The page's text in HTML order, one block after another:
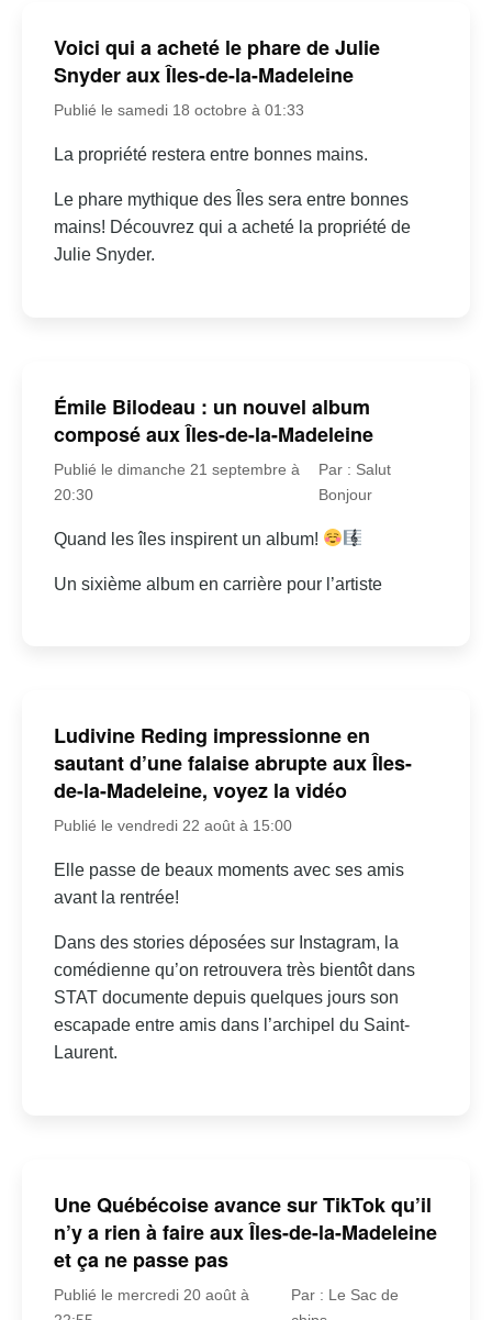
Voici qui a acheté le phare de Julie
Snyder aux Îles-de-la-Madeleine
Publié le samedi 18 octobre à 01:33
La propriété restera entre bonnes mains.
Le phare mythique des Îles sera entre bonnes
mains! Découvrez qui a acheté la propriété de
Julie Snyder.
Émile Bilodeau : un nouvel album
composé aux Îles-de-la-Madeleine
Publié le dimanche 21 septembre à
20:30
Par : Salut
Bonjour
Quand les îles inspirent un album!
Un sixième album en carrière pour l’artiste
Ludivine Reding impressionne en
sautant d’une falaise abrupte aux Îles-
de-la-Madeleine, voyez la vidéo
Publié le vendredi 22 août à 15:00
Elle passe de beaux moments avec ses amis
avant la rentrée!
Dans des stories déposées sur Instagram, la
comédienne qu’on retrouvera très bientôt dans
STAT documente depuis quelques jours son
escapade entre amis dans l’archipel du Saint-
Laurent.
Une Québécoise avance sur TikTok qu’il
n’y a rien à faire aux Îles-de-la-Madeleine
et ça ne passe pas
Publié le mercredi 20 août à
Par : Le Sac de